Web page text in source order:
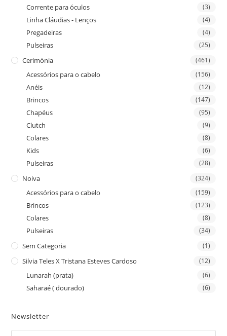
Corrente para óculos (3)
Linha Cláudias - Lenços (4)
Pregadeiras (4)
Pulseiras (25)
Cerimónia (461)
Acessórios para o cabelo (156)
Anéis (12)
Brincos (147)
Chapéus (95)
Clutch (9)
Colares (8)
Kids (6)
Pulseiras (28)
Noiva (324)
Acessórios para o cabelo (159)
Brincos (123)
Colares (8)
Pulseiras (34)
Sem Categoria (1)
Silvia Teles X Tristana Esteves Cardoso (12)
Lunarah (prata) (6)
Saharaé ( dourado) (6)
Newsletter